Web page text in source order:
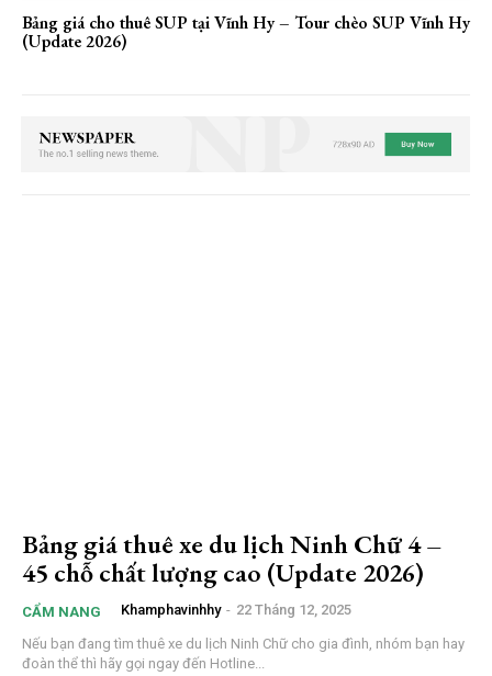
Bảng giá cho thuê SUP tại Vĩnh Hy – Tour chèo SUP Vĩnh Hy
(Update 2026)
Bảng giá thuê xe du lịch Ninh Chữ 4 –
45 chỗ chất lượng cao (Update 2026)
CẨM NANG Khamphavinhhy - 22 Tháng 12, 2025
Nếu bạn đang tìm thuê xe du lịch Ninh Chữ cho gia đình, nhóm bạn hay
đoàn thể thì hãy gọi ngay đến Hotline...